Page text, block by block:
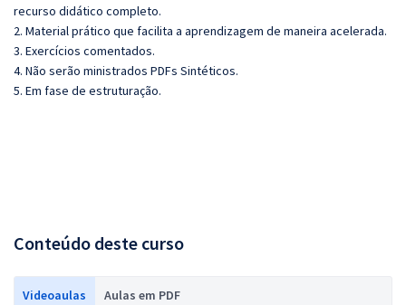
recurso didático completo.
2. Material prático que facilita a aprendizagem de maneira acelerada.
3. Exercícios comentados.
4. Não serão ministrados PDFs Sintéticos.
5. Em fase de estruturação.
Conteúdo deste curso
Videoaulas Aulas em PDF